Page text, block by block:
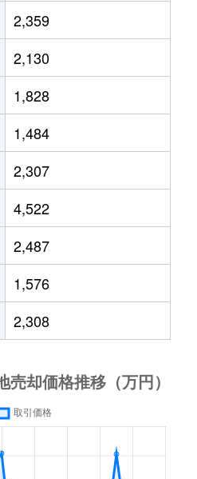
2,359
2,130
1,828
1,484
2,307
4,522
2,487
1,576
2,308